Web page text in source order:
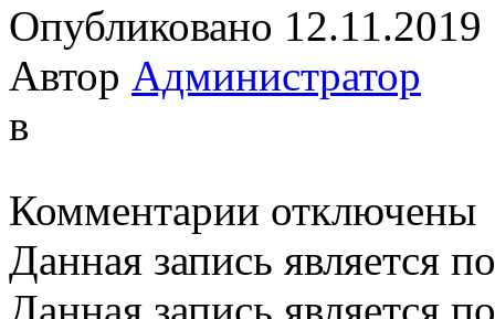
Опубликовано 12.11.2019
Автор Администратор
в
Комментарии записи
12-
11-
11-
отключены
Данная запись является
Данная запись является